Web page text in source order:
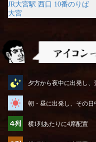
JR大宮駅 西口 10番のりば
大宮
夕方から夜中に出発し
朝・昼に出発し、その日
横1列あたりに4席配置